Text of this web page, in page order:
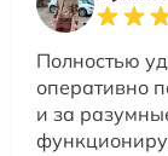
Полностью
оперативно
и за